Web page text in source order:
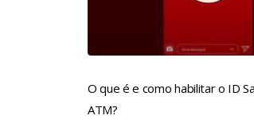
O que é e como habilitar o ID
ATM?